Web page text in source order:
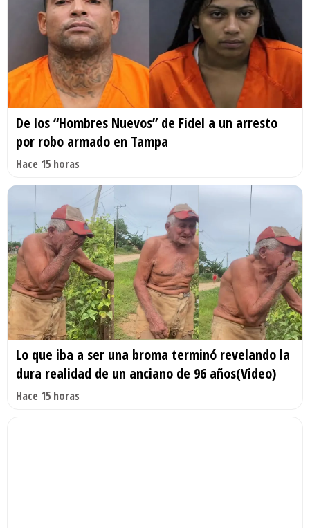
De los “Hombres Nuevos” de Fidel a un arresto
por robo armado en Tampa
Hace 15 horas
Lo que iba a ser una broma terminó revelando la
dura realidad de un anciano de 96 años(Video)
Hace 15 horas